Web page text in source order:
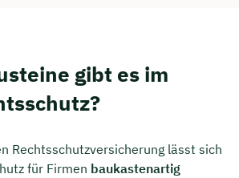
gibt es im
Rechtsschutzversicherung lässt sich
für Firmen baukastenartig